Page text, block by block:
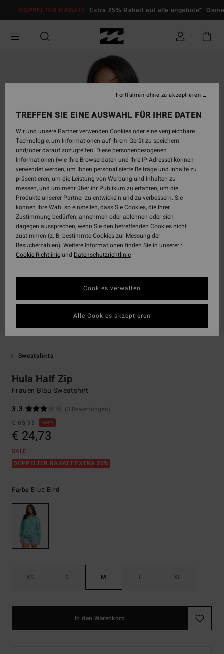
zur
springen
DOPPELTER RABATT Extra 25% Rabatt auf alle angebote*
Sweatshirts
Hula Half Zip
Frauen Blau Sweatshirt
3.3
(3 Bewertungen)
€ 65,95
63%
€ 24,73
SALE
DOPPELTER RABATT EXTRA 25%
Farbe Blue Bird
XS S M L XL
In den Warenkorb
TREFFEN SIE EINE AUSWAHL FÜR IHRE DATEN
Wir und unsere Partner verwenden Cookies oder eine vergleichbare
Technologie, um Informationen auf Ihrem Gerät zu speichern
und/oder darauf zuzugreifen. Diese personenbezogenen
Informationen (wie Ihre Browserdaten und Ihre IP-Adresse) können
verwendet werden, um Ihnen personalisierte Beiträge und Inhalte zu
präsentieren, um die Leistung von Werbung und Inhalten zu
messen, und um mehr über ihr Publikum zu erfahren, um die
Produkte unserer Partner zu entwickeln und zu verbessern. Sie
können Ihre Wahl so einstellen, dass Sie Cookies, die Ihrer
Zustimmung bedürfen, annehmen oder ablehnen oder sich
dagegen aussprechen, wenn Sie den betreffenden Cookies nicht
zustimmen (z. B. bestimmte Cookies zur Messung der
Besucherzahlen). Weitere Informationen finden Sie in unserer :
Cookie-Richtlinieund Datenschutzrichtlinie
Cookies verwalten
Fortfahren ohne zu akzeptieren
Alle Cookies akzeptieren